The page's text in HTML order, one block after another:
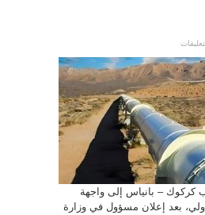
كركوك
–
بانياس
يعود
إلى
الواجهة..
بوابة
جديدة
للاستثمار
ومكاسب
اقتصادية
مرتقبة
مغلقة
كركوك – بانياس إلى واجهة
بعد إعلان مسؤول في وزارة